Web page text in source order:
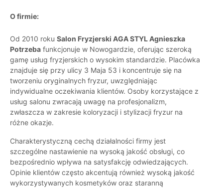
O firmie:
Od 2010 roku Salon Fryzjerski AGA STYL Agnieszka
Potrzeba funkcjonuje w Nowogardzie, oferując szeroką
gamę usług fryzjerskich o wysokim standardzie. Placówka
znajduje się przy ulicy 3 Maja 53 i koncentruje się na
tworzeniu oryginalnych fryzur, uwzględniając
indywidualne oczekiwania klientów. Osoby korzystające z
usług salonu zwracają uwagę na profesjonalizm,
zwłaszcza w zakresie koloryzacji i stylizacji fryzur na
różne okazje.
Charakterystyczną cechą działalności firmy jest
szczególne nastawienie na wysoką jakość obsługi, co
bezpośrednio wpływa na satysfakcję odwiedzających.
Opinie klientów często akcentują również wysoką jakość
wykorzystywanych kosmetyków oraz staranną